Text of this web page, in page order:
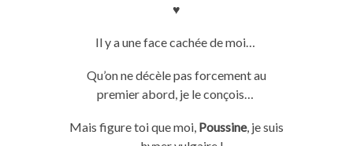
♥
Il y a unefacecachée de moi…
Qu’on ne décèle pas forcementau
premier abord, je le conçois…
Mais figure toi que moi, Poussine, je suis